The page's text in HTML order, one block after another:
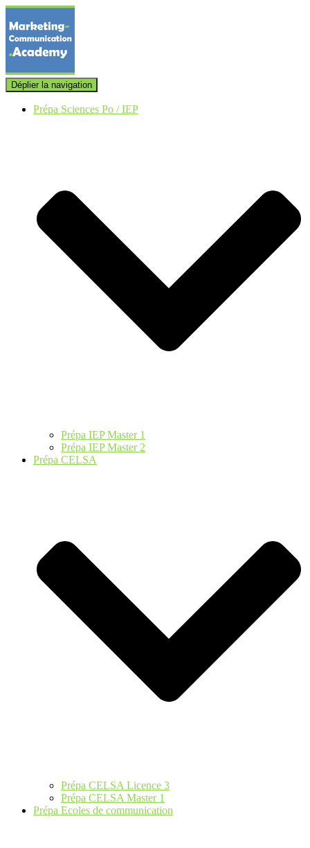
Déplier la navigation
Prépa Sciences Po / IEP
Prépa IEP Master 1
Prépa IEP Master 2
Prépa CELSA
Prépa CELSA Licence 3
Prépa CELSA Master 1
Prépa Ecoles de communication